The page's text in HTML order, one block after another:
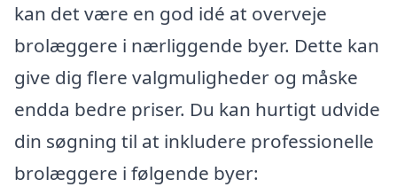
kan det være en god idé at overveje
brolæggere i nærliggende byer. Dette kan
give dig flere valgmuligheder og måske
endda bedre priser. Du kan hurtigt udvide
din søgning til at inkludere professionelle
brolæggere i følgende byer: